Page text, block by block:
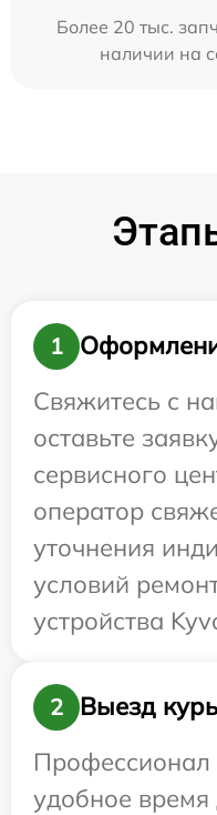
Более 20 тыс.
наличии на
1
Свяжитесь с
оставьте
сервисного
оператор
уточнения
условий
устройства
2
Выезд
Профессионал
удобное